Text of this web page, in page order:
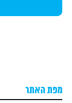
מפת האתר